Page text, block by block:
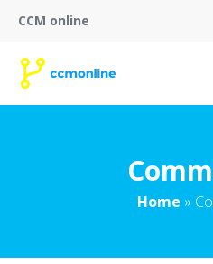
CCM online
Home »